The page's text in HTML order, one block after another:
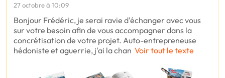
27 octobre à 10:09
Bonjour Frédéric, je serai ravie d'échanger avec vous
sur votre besoin afin de vous accompagner dans la
concrétisation de votre projet. Auto-entrepreneuse
hédoniste et aguerrie, j'ai la chan Voir tout le texte